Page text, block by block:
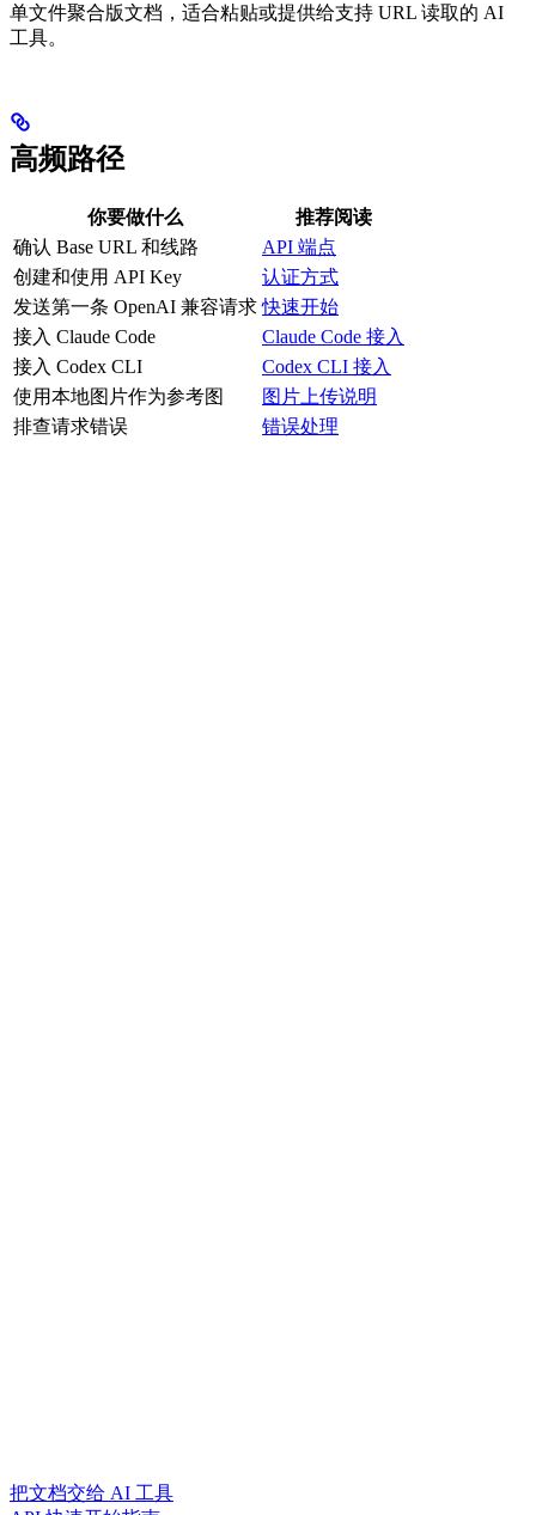
单文件聚合版文档，适合粘贴或提供给支持 URL 读取的 AI
工具。
高频路径
你要做什么
推荐阅读
确认 Base URL 和线路
API 端点
创建和使用 API Key
认证方式
发送第一条 OpenAI 兼容请求 快速开始
接入 Claude Code
Claude Code 接入
接入 Codex CLI
Codex CLI 接入
使用本地图片作为参考图
图片上传说明
排查请求错误
错误处理
把文档交给 AI 工具